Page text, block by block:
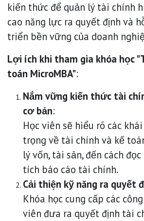
kiến thức để quản lý tài chính
cao năng lực ra quyết định và
triển bền vững của doanh
Lợi ích khi tham gia khóa học
toán MicroMBA":
Nắm vững kiến thức tài
cơ bản:
Học viên sẽ hiểu rõ các
trọng về tài chính và kế
lý vốn, tài sản, đến cách
tích báo cáo tài chính.
Cải thiện kỹ năng ra quyết
Khóa học cung cấp các
viên đưa ra quyết định tài